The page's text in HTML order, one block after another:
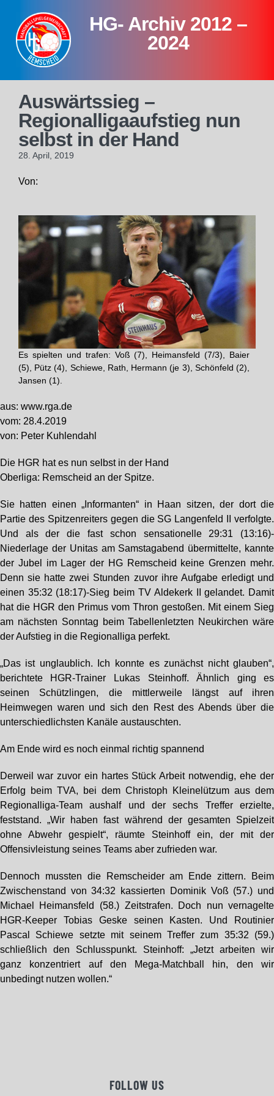
content
HG- Archiv 2012 –
2024
Auswärtssieg –
Regionalligaaufstieg nun
selbst in der Hand
28. April, 2019
Von:
Es spielten und trafen: Voß (7), Heimansfeld (7/3), Baier
(5), Pütz (4), Schiewe, Rath, Hermann (je 3), Schönfeld (2),
Jansen (1).
aus: www.rga.de
vom: 28.4.2019
von: Peter Kuhlendahl
Die HGR hat es nun selbst in der Hand
Oberliga: Remscheid an der Spitze.
Sie hatten einen „Informanten“ in Haan sitzen, der dort die
Partie des Spitzenreiters gegen die SG Langenfeld II verfolgte.
Und als der die fast schon sensationelle 29:31 (13:16)-
Niederlage der Unitas am Samstagabend übermittelte, kannte
der Jubel im Lager der HG Remscheid keine Grenzen mehr.
Denn sie hatte zwei Stunden zuvor ihre Aufgabe erledigt und
einen 35:32 (18:17)-Sieg beim TV Aldekerk II gelandet. Damit
hat die HGR den Primus vom Thron gestoßen. Mit einem Sieg
am nächsten Sonntag beim Tabellenletzten Neukirchen wäre
der Aufstieg in die Regionalliga perfekt.
„Das ist unglaublich. Ich konnte es zunächst nicht glauben“,
berichtete HGR-Trainer Lukas Steinhoff. Ähnlich ging es
seinen Schützlingen, die mittlerweile längst auf ihren
Heimwegen waren und sich den Rest des Abends über die
unterschiedlichsten Kanäle austauschten.
Am Ende wird es noch einmal richtig spannend
Derweil war zuvor ein hartes Stück Arbeit notwendig, ehe der
Erfolg beim TVA, bei dem Christoph Kleinelützum aus dem
Regionalliga-Team aushalf und der sechs Treffer erzielte,
feststand. „Wir haben fast während der gesamten Spielzeit
ohne Abwehr gespielt“, räumte Steinhoff ein, der mit der
Offensivleistung seines Teams aber zufrieden war.
Dennoch mussten die Remscheider am Ende zittern. Beim
Zwischenstand von 34:32 kassierten Dominik Voß (57.) und
Michael Heimansfeld (58.) Zeitstrafen. Doch nun vernagelte
HGR-Keeper Tobias Geske seinen Kasten. Und Routinier
Pascal Schiewe setzte mit seinem Treffer zum 35:32 (59.)
schließlich den Schlusspunkt. Steinhoff: „Jetzt arbeiten wir
ganz konzentriert auf den Mega-Matchball hin, den wir
unbedingt nutzen wollen.“
FOLLOW US